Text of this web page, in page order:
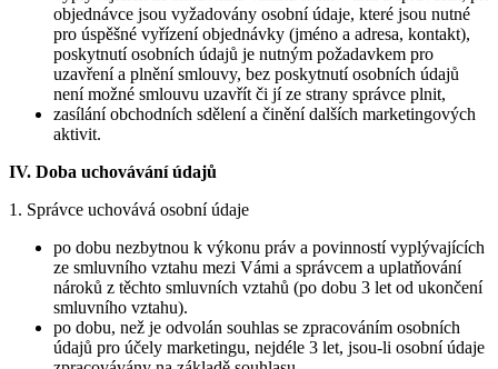
objednávce jsou vyžadovány osobní údaje, které jsou nutné
pro úspěšné vyřízení objednávky (jméno a adresa, kontakt),
poskytnutí osobních údajů je nutným požadavkem pro
uzavření a plnění smlouvy, bez poskytnutí osobních údajů
není možné smlouvu uzavřít či jí ze strany správce plnit,
zasílání obchodních sdělení a činění dalších marketingových
aktivit.
IV. Doba uchovávání údajů
1. Správce uchovává osobní údaje
po dobu nezbytnou k výkonu práv a povinností vyplývajících
ze smluvního vztahu mezi Vámi a správcem a uplatňování
nároků z těchto smluvních vztahů (po dobu 3 let od ukončení
smluvního vztahu).
po dobu, než je odvolán souhlas se zpracováním osobních
údajů pro účely marketingu, nejdéle 3 let, jsou-li osobní údaje